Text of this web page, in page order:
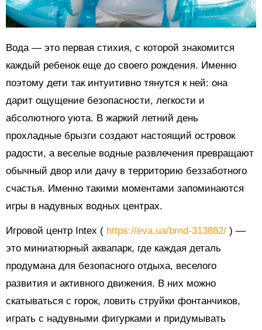
Вода — это первая стихия, с которой знакомится
каждый ребенок еще до своего рождения. Именно
поэтому дети так интуитивно тянутся к ней: она
дарит ощущение безопасности, легкости и
абсолютного уюта. В жаркий летний день
прохладные брызги создают настоящий островок
радости, а веселые водные развлечения превращают
обычный двор или дачу в территорию беззаботного
счастья. Именно такими моментами запоминаются
игры в надувных водных центрах.
Игровой центр Intex ( https://eva.ua/brnd-313882/ ) —
это миниатюрный аквапарк, где каждая деталь
продумана для безопасного отдыха, веселого
развития и активного движения. В них можно
скатываться с горок, ловить струйки фонтанчиков,
играть с надувными фигурками и придумывать